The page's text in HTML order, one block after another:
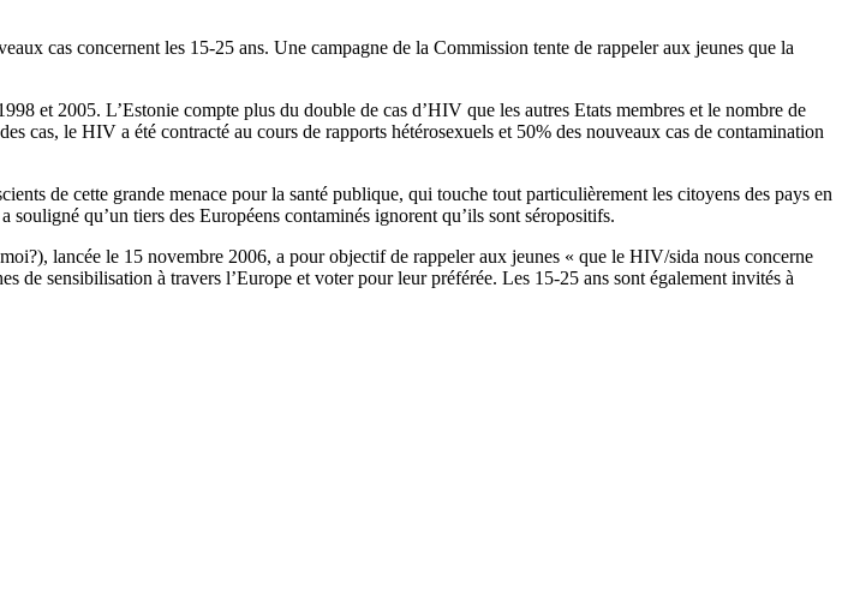
cas concernent les 15-25 ans. Une campagne de la Commission tente de rappeler aux jeunes que la
et 2005. L’Estonie compte plus du double de cas d’HIV que les autres Etats membres et le nombre de
cas, le HIV a été contracté au cours de rapports hétérosexuels et 50% des nouveaux cas de contamination
de cette grande menace pour la santé publique, qui touche tout particulièrement les citoyens des pays en
qu’un tiers des Européens contaminés ignorent qu’ils sont séropositifs.
lancée le 15 novembre 2006, a pour objectif de rappeler aux jeunes « que le HIV/sida nous concerne
de sensibilisation à travers l’Europe et voter pour leur préférée. Les 15-25 ans sont également invités à